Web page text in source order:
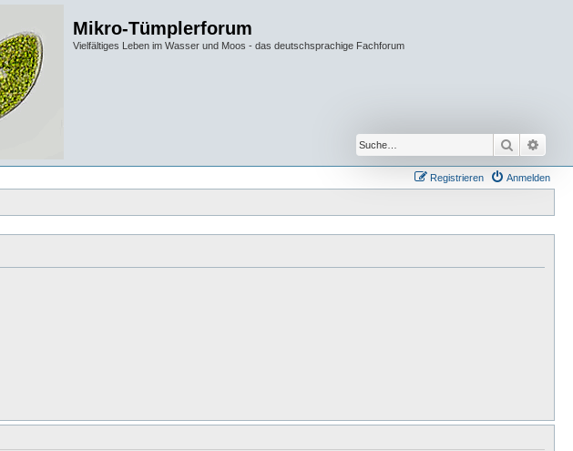
Mikro-Tümplerforum
Vielfältiges Leben im Wasser und Moos - das deutschsprachige Fachforum
Suche
Anmelden
Registrieren